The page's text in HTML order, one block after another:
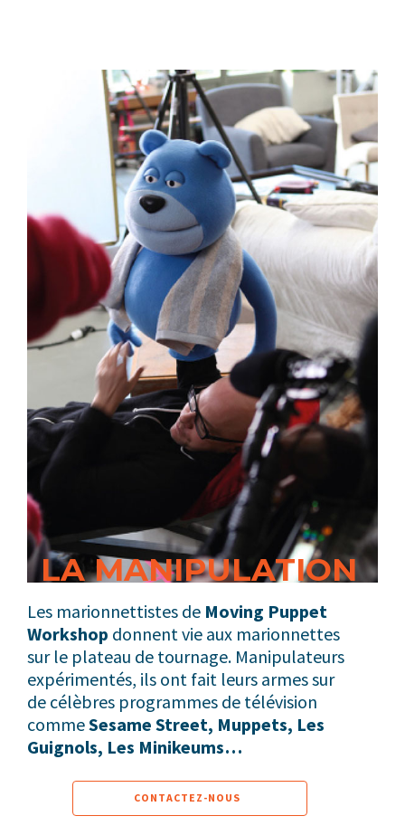
LA MANIPULATION
Les marionnettistes de Moving Puppet
Workshop donnent vie aux marionnettes
sur le plateau de tournage. Manipulateurs
expérimentés, ils ont fait leurs armes sur
de célèbres programmes de télévision
commeSesame Street, Muppets, Les
Guignols, Les Minikeums…
CONTACTEZ-NOUS